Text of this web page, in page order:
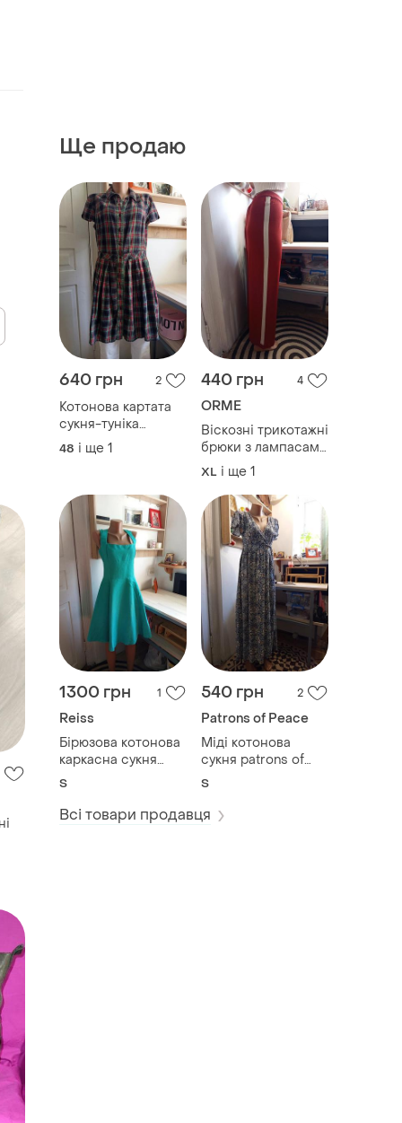
Ще продаю
640 грн 2
Котонова картата
сукня-туніка
dr.martens, xl
48 і ще 1
440 грн 4
ORME
Віскозні трикотажні
брюки з лампасами
на резинці first
orme, made in
turkey, size 3
XL і ще 1
1300 грн 1
Reiss
Бірюзова котонова
каркасна сукня
reiss, uk 10, usa 6
S
540 грн 2
Patrons of Peace
Міді котонова
сукня patrons of
peace, size s, made
S
Всі товари продавця